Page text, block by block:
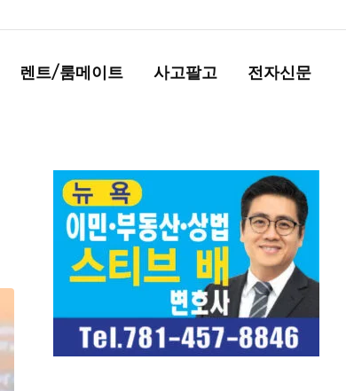
렌트/룸메이트 사고팔고 전자신문